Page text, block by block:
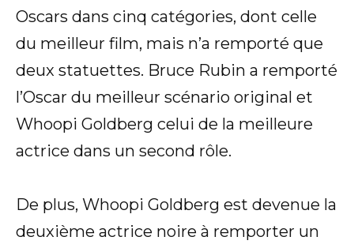
Oscars dans cinq catégories, dont celle
du meilleur film, mais n’a remporté que
deux statuettes. Bruce Rubin a remporté
l’Oscar du meilleur scénario original et
Whoopi Goldberg celui de la meilleure
actrice dans un second rôle.
De plus, Whoopi Goldberg est devenue la
deuxième actrice noire à remporter un